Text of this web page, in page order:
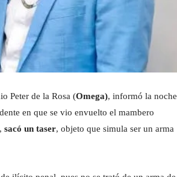
Peter de la Rosa (Omega), informó la noche
en que se vio envuelto el mambero
sacó un taser, objeto que simula ser un arma